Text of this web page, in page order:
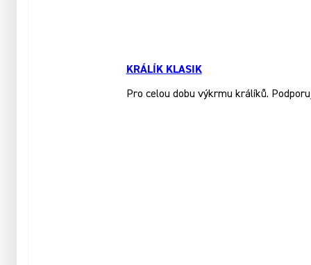
KRÁLÍK KLASIK
Pro celou dobu výkrmu králíků.